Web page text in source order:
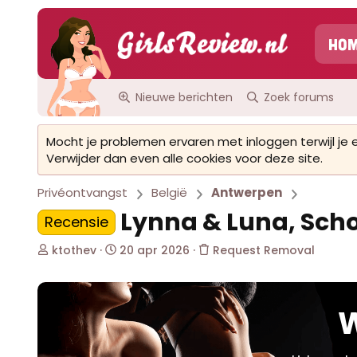
Nieuwe berichten Zoek forums
Mocht je problemen ervaren met inloggen terwijl je
Verwijder dan even alle cookies voor deze site.
Privéontvangst België Antwerpen
Recensie Lynna & Luna,
O
d
ktothev
S
a
r
t
d
a
20 apr 2026 Request Removal